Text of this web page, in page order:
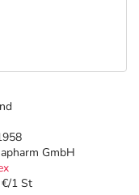
GmbH
1 St